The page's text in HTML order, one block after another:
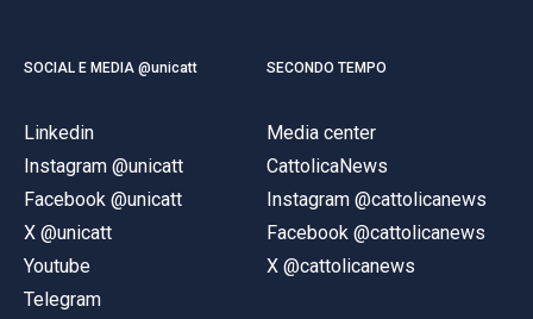
SOCIAL E MEDIA @unicatt
Linkedin
Instagram @unicatt
Facebook @unicatt
X @unicatt
Youtube
Telegram
SECONDO TEMPO
Media center
CattolicaNews
Instagram @cattolicanews
Facebook @cattolicanews
X @cattolicanews